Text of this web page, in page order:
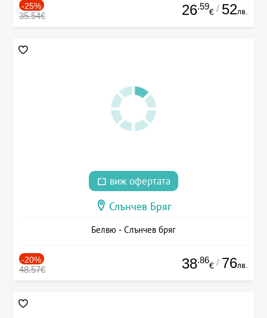
-25%
35.54€ 26.59
€ / 52лв.
виж офертата
Слънчев Бряг
Белвю - Слънчев бряг
-20%
48.57€ 38.86
€ / 76лв.